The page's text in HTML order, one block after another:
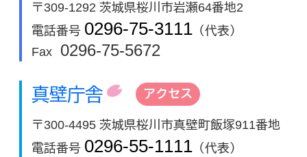
〒309-1292 茨城県桜川市岩瀬64番地2
電話番号 0296-75-3111 （代表）
Fax
0296-75-5672
真壁庁舎 アクセス
〒300-4495 茨城県桜川市真壁町飯塚911番地
電話番号 0296-55-1111 （代表）